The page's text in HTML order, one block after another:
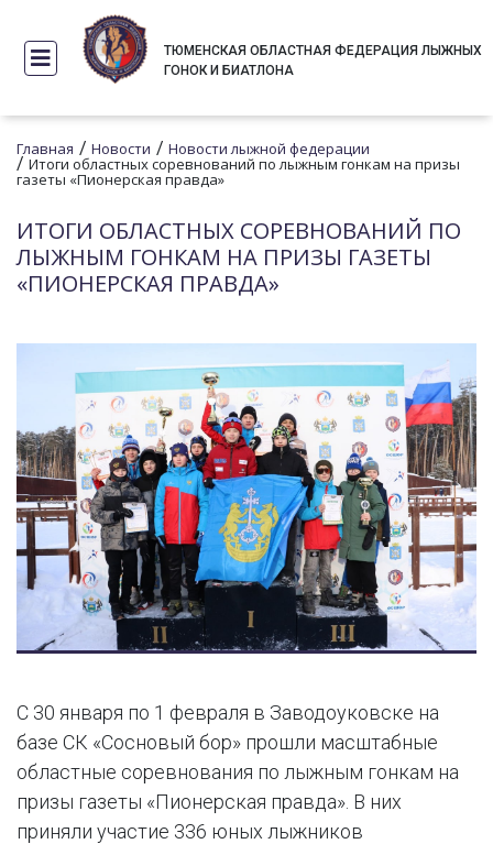
ТЮМЕНСКАЯ ОБЛАСТНАЯ ФЕДЕРАЦИЯ ЛЫЖНЫХ
ГОНОК И БИАТЛОНА
Главная / Новости / Новости лыжной федерации
/ Итоги областных соревнований по лыжным гонкам на призы
газеты «Пионерская правда»
ИТОГИ ОБЛАСТНЫХ СОРЕВНОВАНИЙ ПО
ЛЫЖНЫМ ГОНКАМ НА ПРИЗЫ ГАЗЕТЫ
«ПИОНЕРСКАЯ ПРАВДА»
С 30 января по 1 февраля в Заводоуковске на
базе СК «Сосновый бор» прошли масштабные
областные соревнования по лыжным гонкам на
призы газеты «Пионерская правда». В них
приняли участие 336 юных лыжников